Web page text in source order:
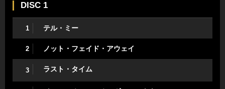
DISC 1
1 テル・ミー
2 ノット・フェイド・アウェイ
3 ラスト・タイム